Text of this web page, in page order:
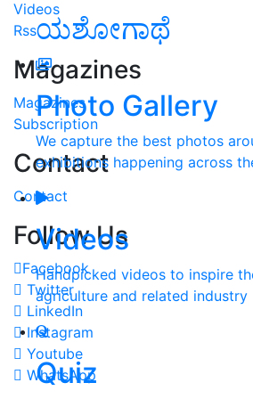
ಯಶೋಗಾಥೆ
Photo Gallery
We capture the best photos
exhibitions happening across
Videos
Handpicked videos to inspire
agriculture and related industry
Quiz
Videos
Rss
Magazines
Magazines
Subscription
Contact
Contact
Follow Us
Facebook
Twitter
LinkedIn
Instagram
Youtube
WhatsApp